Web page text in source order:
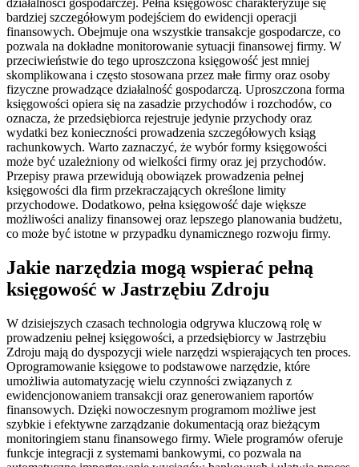
działalności gospodarczej. Pełna księgowość charakteryzuje się
bardziej szczegółowym podejściem do ewidencji operacji
finansowych. Obejmuje ona wszystkie transakcje gospodarcze, co
pozwala na dokładne monitorowanie sytuacji finansowej firmy. W
przeciwieństwie do tego uproszczona księgowość jest mniej
skomplikowana i często stosowana przez małe firmy oraz osoby
fizyczne prowadzące działalność gospodarczą. Uproszczona forma
księgowości opiera się na zasadzie przychodów i rozchodów, co
oznacza, że przedsiębiorca rejestruje jedynie przychody oraz
wydatki bez konieczności prowadzenia szczegółowych ksiąg
rachunkowych. Warto zaznaczyć, że wybór formy księgowości
może być uzależniony od wielkości firmy oraz jej przychodów.
Przepisy prawa przewidują obowiązek prowadzenia pełnej
księgowości dla firm przekraczających określone limity
przychodowe. Dodatkowo, pełna księgowość daje większe
możliwości analizy finansowej oraz lepszego planowania budżetu,
co może być istotne w przypadku dynamicznego rozwoju firmy.
Jakie narzędzia mogą wspierać pełną
księgowość w Jastrzębiu Zdroju
W dzisiejszych czasach technologia odgrywa kluczową rolę w
prowadzeniu pełnej księgowości, a przedsiębiorcy w Jastrzębiu
Zdroju mają do dyspozycji wiele narzędzi wspierających ten proces.
Oprogramowanie księgowe to podstawowe narzędzie, które
umożliwia automatyzację wielu czynności związanych z
ewidencjonowaniem transakcji oraz generowaniem raportów
finansowych. Dzięki nowoczesnym programom możliwe jest
szybkie i efektywne zarządzanie dokumentacją oraz bieżącym
monitoringiem stanu finansowego firmy. Wiele programów oferuje
funkcje integracji z systemami bankowymi, co pozwala na